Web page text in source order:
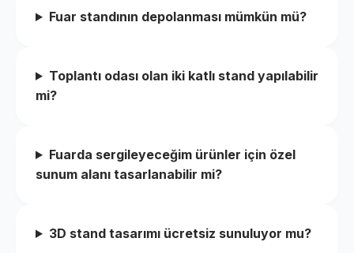
Fuar standının depolanması mümkün mü?
Toplantı odası olan iki katlı stand yapılabilir
mi?
Fuarda sergileyeceğim ürünler için özel
sunum alanı tasarlanabilir mi?
3D stand tasarımı ücretsiz sunuluyor mu?